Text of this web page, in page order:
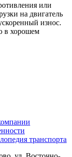
или
на двигатель
износ.
в хорошем
транспорта